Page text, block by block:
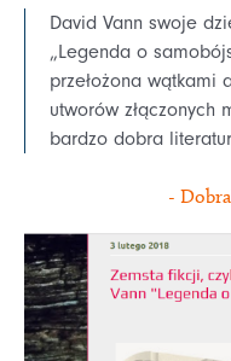
David Vann swoje
„Legenda o
przełożona wątkami
utworów złączonych
bardzo dobra
-